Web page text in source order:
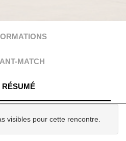
MATCH
RÉSUMÉ
visibles pour cette rencontre.